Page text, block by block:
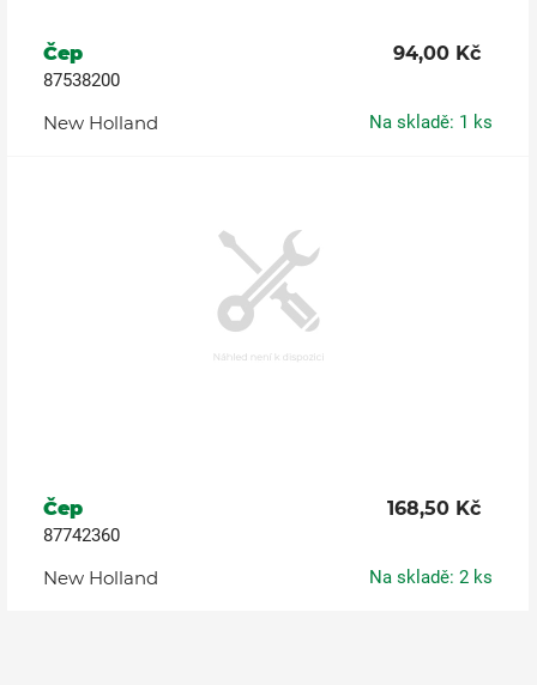
Čep 94,00 Kč
87538200
New Holland Na skladě: 1 ks
Čep 168,50 Kč
87742360
New Holland Na skladě: 2 ks